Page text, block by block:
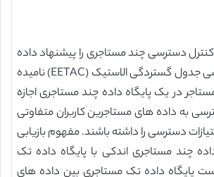
کنترل دسترسی چند مستاجری را پیشنهاد داده
ایم که کنترل دسترسی جدول گستردگی الاستیک (EETAC) نامیده
در یک پایگاه داده چند مستاجری اجازه
به داده های مستاجرین کاربران متفاوتی
دسترسی را داشته باشند. مفهوم بازیابی
چند مستاجری اندکی با پایگاه داده تک
پایگاه داده تک مستاجری بین داده های